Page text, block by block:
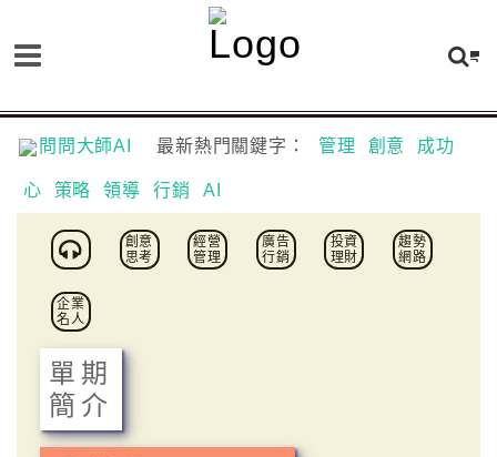
問問大師AI 最新熱門關鍵字： 管理 創意 成功
心 策略 領導 行銷 AI
創意
思考
經營
管理
廣告
行銷
投資
理財
趨勢
網路
企業
名人
單期
簡介